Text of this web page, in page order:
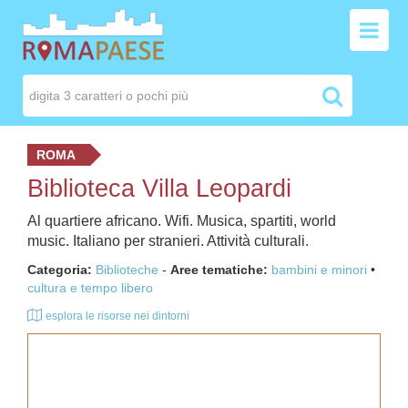
ROMA
Biblioteca Villa Leopardi
Al quartiere africano. Wifi. Musica, spartiti, world
music. Italiano per stranieri. Attività culturali.
Categoria: Biblioteche - Aree tematiche: bambini e minori
cultura e tempo libero
esplora le risorse nei dintorni